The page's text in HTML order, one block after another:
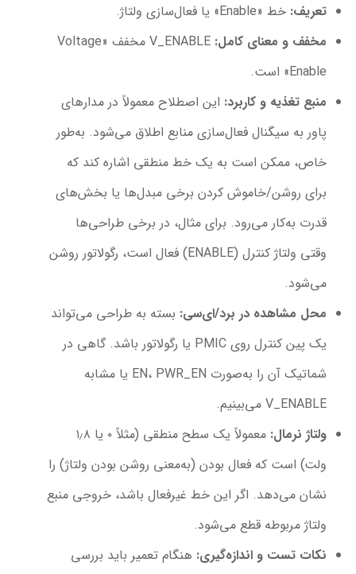
تعریف: خط «Enable» یا فعال‌سازی ولتاژ.
مخفف و معنای کامل:
V_ENABLE مخفف «Voltage
Enable» است.
منبع تغذیه و کاربرد: این اصطلاح معمولاً در مدارهای
پاور به سیگنال فعال‌سازی منابع اطلاق می‌شود. به‌طور
خاص، ممکن است به یک خط منطقی اشاره کند که
برای روشن/خاموش کردن برخی مبدل‌ها یا بخش‌های
قدرت به‌کار می‌رود. برای مثال، در برخی طراحی‌ها
وقتی ولتاژ کنترل (ENABLE) فعال است، رگولاتور روشن
می‌شود.
محل مشاهده در برد/ای‌سی: بسته به طراحی می‌تواند
یک پین کنترل روی PMIC یا رگولاتور باشد. گاهی در
شماتیک آن را به‌صورت EN، PWR_EN یا مشابه
V_ENABLE می‌بینیم.
ولتاژ نرمال:
معمولاً یک سطح منطقی (مثلاً ۰ یا ۱٫۸
ولت) است که فعال بودن (به‌معنی روشن بودن ولتاژ) را
نشان می‌دهد. اگر این خط غیرفعال باشد، خروجی منبع
ولتاژ مربوطه قطع می‌شود.
نکات تست و اندازه‌گیری: هنگام تعمیر باید بررسی